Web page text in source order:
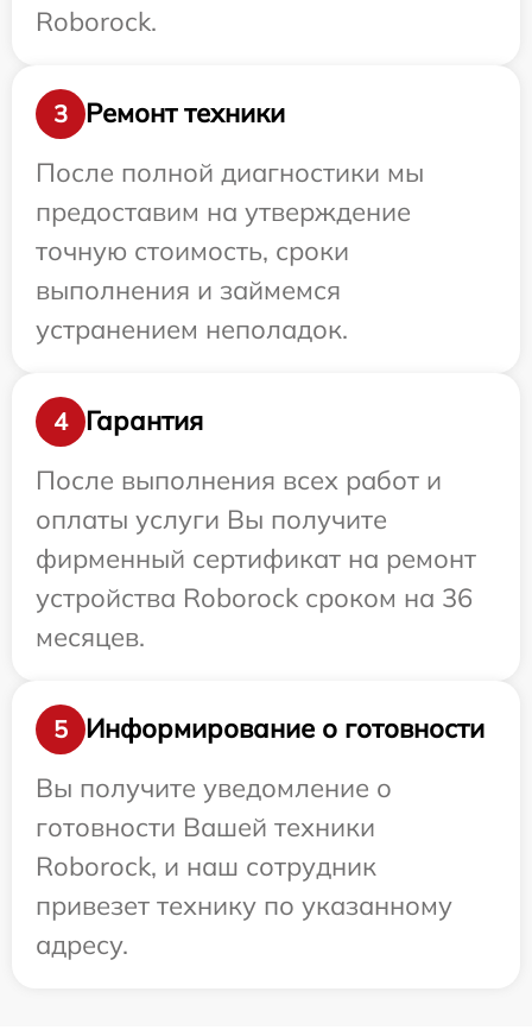
Roborock.
3
Ремонт техники
После полной диагностики мы
предоставим на утверждение
точную стоимость, сроки
выполнения и займемся
устранением неполадок.
4
Гарантия
После выполнения всех работ и
оплаты услуги Вы получите
фирменный сертификат на ремонт
устройства Roborock сроком на 36
месяцев.
5
Информирование о готовности
Вы получите уведомление о
готовности Вашей техники
Roborock, и наш сотрудник
привезет технику по указанному
адресу.